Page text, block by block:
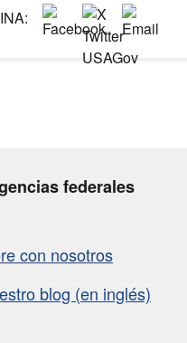
federales
con nosotros
blog (en inglés)